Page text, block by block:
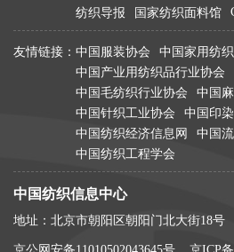
纺织导报
国家纺织面料馆
友情链接： 中国服装协会
中国家用纺
中国产业用纺织品行业协会
中国毛纺织行业协会
中国
中国针织工业协会
中国印
中国纺织经济信息网
中国
中国纺织工程学会
中国纺织信息中心
地址：北京市朝阳区朝阳门北大街18